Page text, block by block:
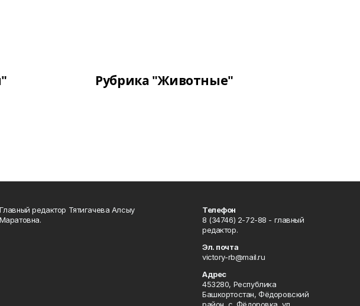
Рубрика "Животные"
Главный редактор Тятигачева Алсыу
Маратовна.
Телефон
8 (34746) 2-72-88 - главный
редактор.
Эл. почта
victory-rb@mail.ru
Адрес
453280, Республика
Башкортостан, Фёдоровский